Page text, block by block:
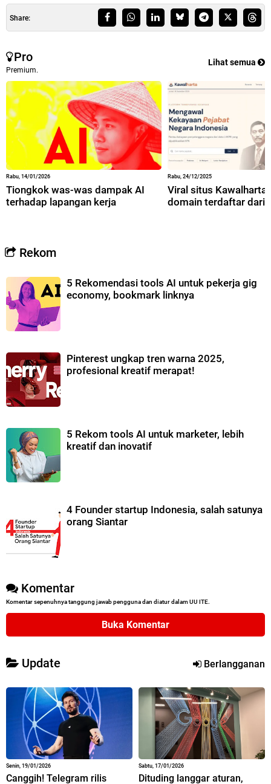
Share:
Pro
Premium.
Lihat semua
Rabu, 14/01/2026
Tiongkok was-was dampak AI
terhadap lapangan kerja
Rabu, 24/12/2025
Viral situs
domain terdaftar dari
Rekom
5 Rekomendasi tools AI untuk pekerja gig
economy, bookmark linknya
Pinterest ungkap tren warna 2025,
profesional kreatif merapat!
5 Rekom tools AI untuk marketer, lebih
kreatif dan inovatif
4 Founder startup Indonesia, salah satunya
orang Siantar
Komentar
Komentar sepenuhnya tanggung jawab pengguna dan diatur dalam UU ITE.
Buka Komentar
Update Berlangganan
Senin, 19/01/2026
Canggih! Telegram rilis
Sabtu, 17/01/2026
Dituding langgar aturan,